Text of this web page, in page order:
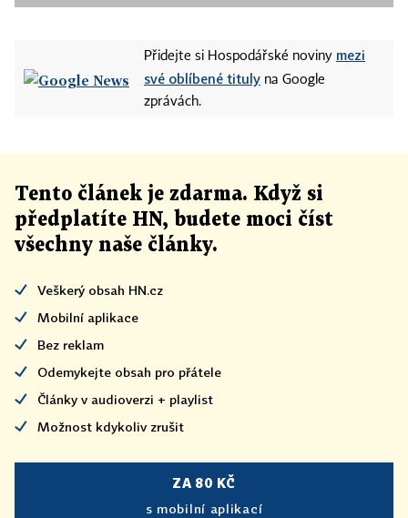
Přidejte si Hospodářské noviny mezi
své oblíbené tituly na Google
zprávách.
Tento článek je zdarma. Když si
předplatíte HN, budete moci číst
všechny naše články.
Veškerý obsah HN.cz
Mobilní aplikace
Bez reklam
Odemykejte obsah pro přátele
Články v audioverzi + playlist
Možnost kdykoliv zrušit
ZA 80 KČ
s mobilní aplikací